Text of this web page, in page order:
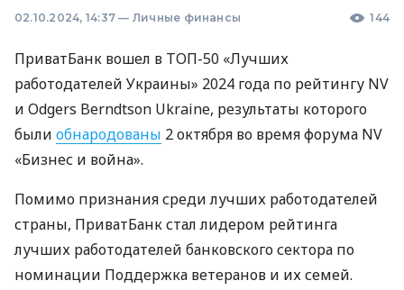
02.10.2024, 14:37 — Личные финансы 144
ПриватБанк вошел в ТОП-50 «Лучших
работодателей Украины» 2024 года по рейтингу NV
и Odgers Berndtson Ukraine, результаты которого
были обнародованы 2 октября во время форума NV
«Бизнес и война».
Помимо признания среди лучших работодателей
страны, ПриватБанк стал лидером рейтинга
лучших работодателей банковского сектора по
номинации Поддержка ветеранов и их семей.